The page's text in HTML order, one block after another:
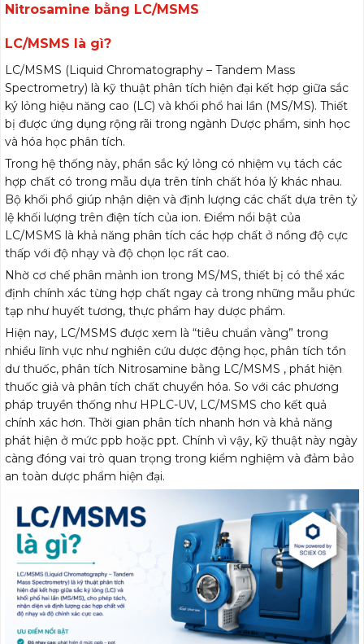
Nitrosamine bằng LC/MSMS
LC/MSMS là gì?
LC/MSMS (Liquid Chromatography – Tandem Mass
Spectrometry) là kỹ thuật phân tích hiện đại kết hợp giữa sắc
ký lỏng hiệu năng cao (LC) và khối phổ hai lần (MS/MS). Thiết
bị được ứng dụng rộng rãi trong ngành Dược phẩm, sinh học
và hóa học phân tích.
Trong hệ thống này, phần sắc ký lỏng có nhiệm vụ tách các
hợp chất có trong mẫu dựa trên tính chất hóa lý khác nhau.
Bộ khối phổ giúp nhận diện và định lượng các chất dựa trên tỷ
lệ khối lượng trên điện tích của ion. Điểm nổi bật của
LC/MSMS là khả năng phân tích các hợp chất ở nồng độ cực
thấp với độ nhạy và độ chọn lọc rất cao.
Nhờ cơ chế phân mảnh ion trong MS/MS, thiết bị có thể xác
định chính xác từng hợp chất ngay cả trong những mẫu phức
tạp như huyết tương, thực phẩm hay dược phẩm.
Hiện nay, LC/MSMS được xem là “tiêu chuẩn vàng” trong
nhiều lĩnh vực như nghiên cứu dược động học, phân tích tồn
dư thuốc, phân tích Nitrosamine bằng LC/MSMS , phát hiện
thuốc giả và phân tích chất chuyển hóa. So với các phương
pháp truyền thống như HPLC-UV, LC/MSMS cho kết quả
chính xác hơn. Thời gian phân tích nhanh hơn và khả năng
phát hiện ở mức ppb hoặc ppt. Chính vì vậy, kỹ thuật này ngày
càng đóng vai trò quan trọng trong kiểm nghiệm và đảm bảo
an toàn dược phẩm hiện đại.